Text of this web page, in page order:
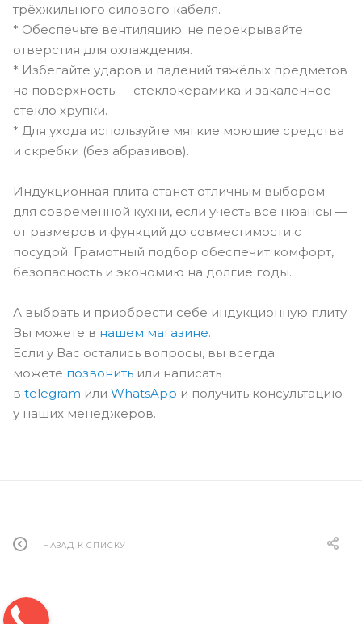
трёхжильного силового кабеля.
* Обеспечьте вентиляцию: не перекрывайте
отверстия для охлаждения.
* Избегайте ударов и падений тяжёлых предметов
на поверхность — стеклокерамика и закалённое
стекло хрупки.
* Для ухода используйте мягкие моющие средства
и скребки (без абразивов).
Индукционная плита станет отличным выбором
для современной кухни, если учесть все нюансы —
от размеров и функций до совместимости с
посудой. Грамотный подбор обеспечит комфорт,
безопасность и экономию на долгие годы.
А выбрать и приобрести себе индукционную плиту
Вы можете в нашем магазине.
Если у Вас остались вопросы, вы всегда
можете позвонить или написать
в telegram или WhatsApp и получить консультацию
у наших менеджеров.
НАЗАД К СПИСКУ